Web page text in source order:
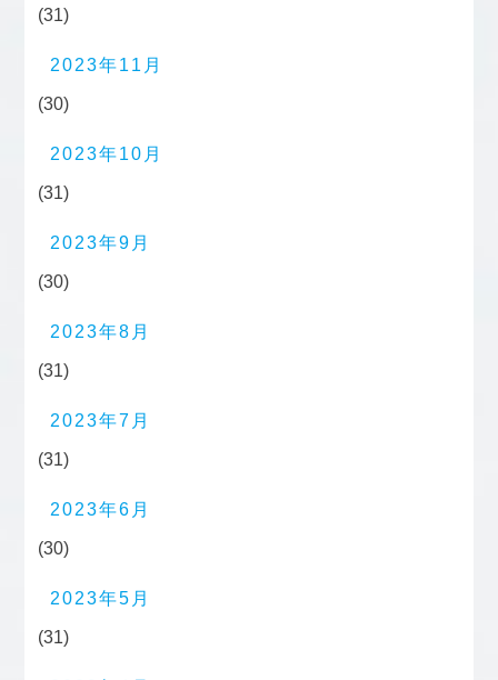
(31)
2023年11月
(30)
2023年10月
(31)
2023年9月
(30)
2023年8月
(31)
2023年7月
(31)
2023年6月
(30)
2023年5月
(31)